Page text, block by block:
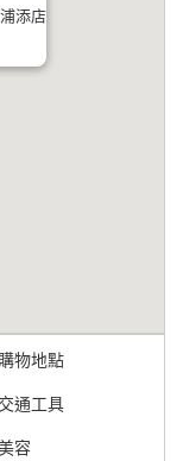
添店
購物地點
交通工具
容